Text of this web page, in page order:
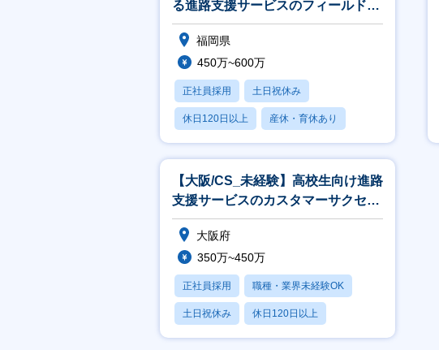
る進路支援サービスのフィールドセ
ールス(法人営業)／経験活かせる
福岡県
450万~600万
正社員採用 土日祝休み
休日120日以上 産休・育休あり
学歴不問
【大阪/CS_未経験】高校生向け進路
支援サービスのカスタマーサクセス
／第二新卒・未経験歓迎／高卒就活
大阪府
350万~450万
正社員採用 職種・業界未経験OK
土日祝休み 休日120日以上
産休・育休あり